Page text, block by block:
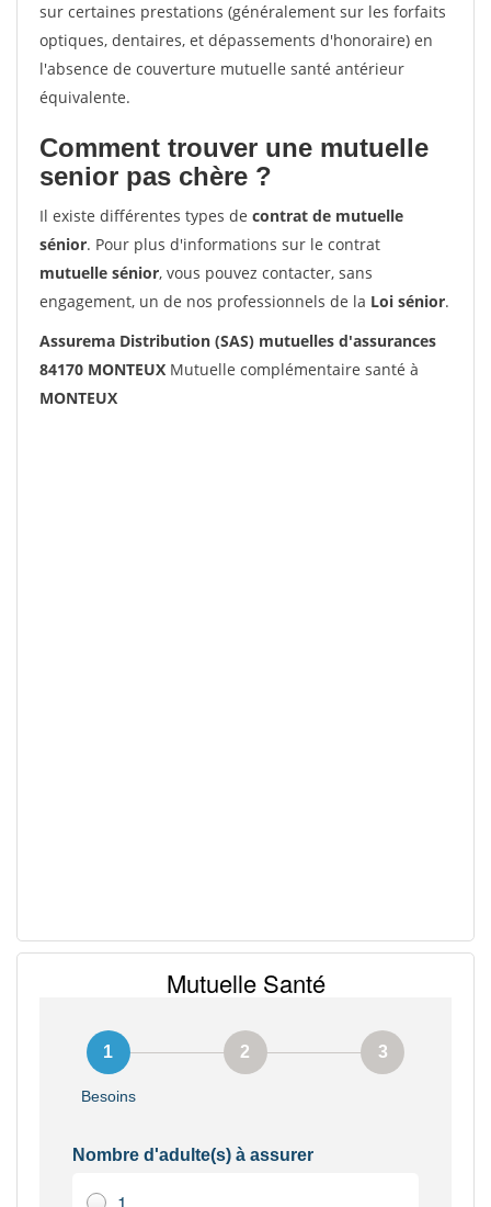
sur certaines prestations (généralement sur les forfaits
optiques, dentaires, et dépassements d'honoraire) en
l'absence de couverture mutuelle santé antérieur
équivalente.
Comment trouver une mutuelle
senior pas chère ?
Il existe différentes types de contrat de mutuelle
sénior. Pour plus d'informations sur le contrat
mutuelle sénior, vous pouvez contacter, sans
engagement, un de nos professionnels de la Loi sénior.
Assurema Distribution (SAS) mutuelles d'assurances
84170 MONTEUX Mutuelle complémentaire santé à
MONTEUX